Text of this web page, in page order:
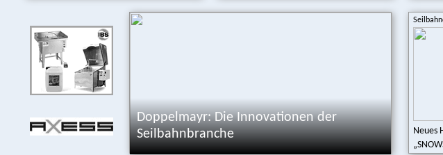
Doppelmayr: Die Innovationen der
Seilbahnbranche
Neues